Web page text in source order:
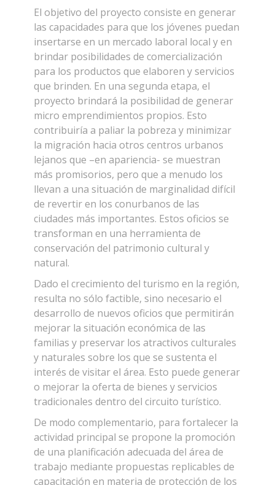
El objetivo del proyecto consiste en generar
las capacidades para que los jóvenes puedan
insertarse en un mercado laboral local y en
brindar posibilidades de comercialización
para los productos que elaboren y servicios
que brinden. En una segunda etapa, el
proyecto brindará la posibilidad de generar
micro emprendimientos propios. Esto
contribuiría a paliar la pobreza y minimizar
la migración hacia otros centros urbanos
lejanos que –en apariencia- se muestran
más promisorios, pero que a menudo los
llevan a una situación de marginalidad difícil
de revertir en los conurbanos de las
ciudades más importantes. Estos oficios se
transforman en una herramienta de
conservación del patrimonio cultural y
natural.
Dado el crecimiento del turismo en la región,
resulta no sólo factible, sino necesario el
desarrollo de nuevos oficios que permitirán
mejorar la situación económica de las
familias y preservar los atractivos culturales
y naturales sobre los que se sustenta el
interés de visitar el área. Esto puede generar
o mejorar la oferta de bienes y servicios
tradicionales dentro del circuito turístico.
De modo complementario, para fortalecer la
actividad principal se propone la promoción
de una planificación adecuada del área de
trabajo mediante propuestas replicables de
capacitación en materia de protección de los